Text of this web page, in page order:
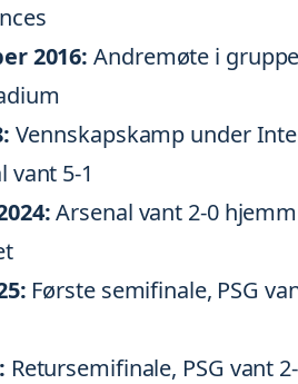
2016: Andremøte i
Vennskapskamp under
vant 5-1
Arsenal vant 2-0
Første semifinale, PSG
Retursemifinale, PSG vant